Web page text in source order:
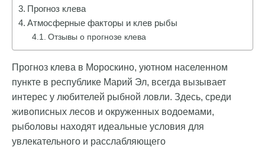
Прогноз клева
Атмосферные факторы и клев рыбы
Отзывы о прогнозе клева
Прогноз клева в Мороскино, уютном населенном
пункте в республике Марий Эл, всегда вызывает
интерес у любителей рыбной ловли. Здесь, среди
живописных лесов и окруженных водоемами,
рыболовы находят идеальные условия для
увлекательного и расслабляющего